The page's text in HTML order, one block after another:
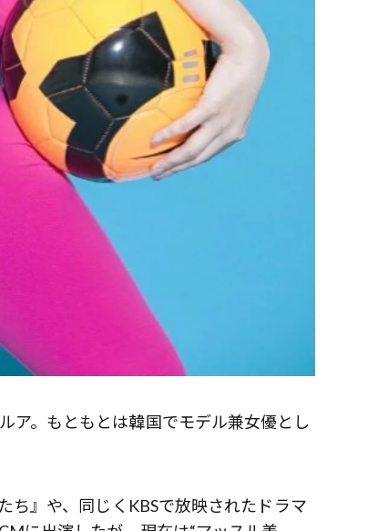
ア。もともとは韓国でモデル兼女優とし
ち』や、同じくKBSで放映されたドラマ